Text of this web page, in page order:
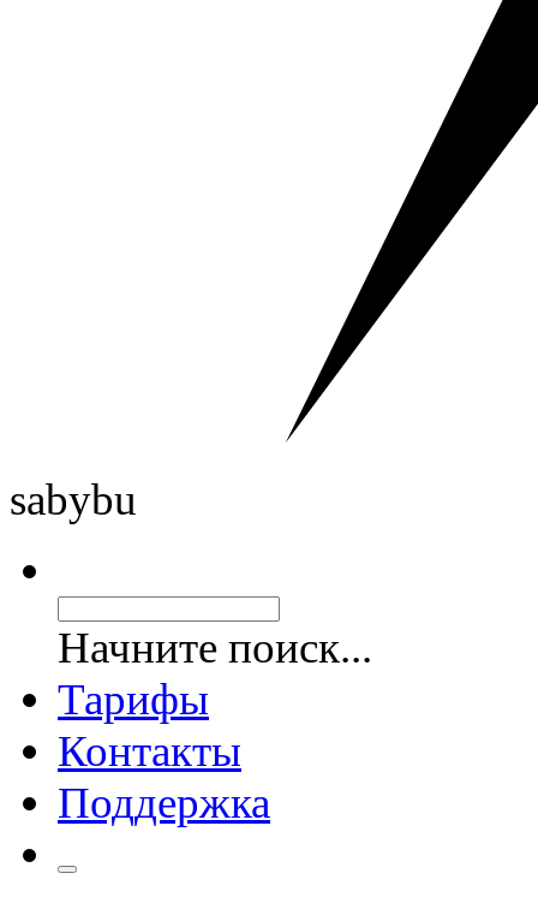
sabybu
Начните поиск...
Тарифы
Контакты
Поддержка